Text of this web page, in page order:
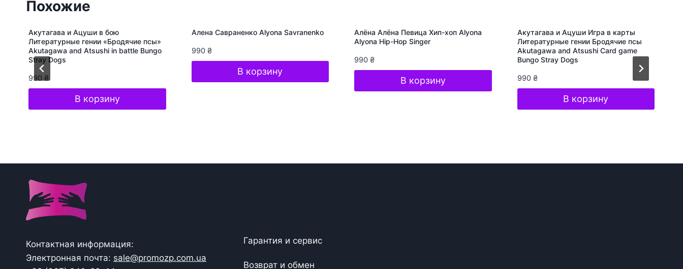
Похожие
Акутагава и Ацуши в бою
Литературные гении «Бродячие псы»
Akutagawa and Atsushi in battle Bungo
Stray Dogs
990 ₴
В корзину
Алена Савраненко Alyona Savranenko
990 ₴
В корзину
Алёна Алёна Певица Хип-хоп Alyona
Alyona Hip-Hop Singer
990 ₴
В корзину
Акутагава и Ацуши Игра в карты
Литературные гении Бродячие псы
Akutagawa and Atsushi Card game
Bungo Stray Dogs
990 ₴
В корзину
Контактная информация:
Электронная почта: sale@promozp.com.ua
Гарантия и сервис
Возврат и обмен